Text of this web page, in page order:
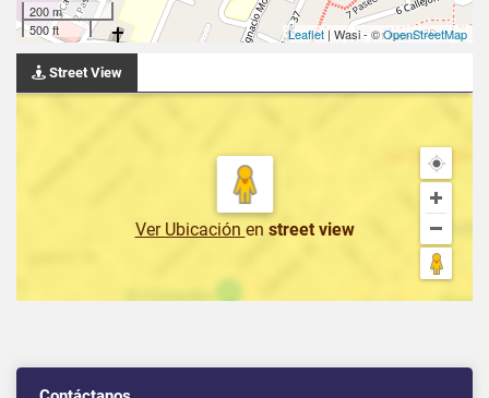
200 m
500 ft
Leaflet| Wasi - ©OpenStreetMap
Street View
Ver Ubicación en street view